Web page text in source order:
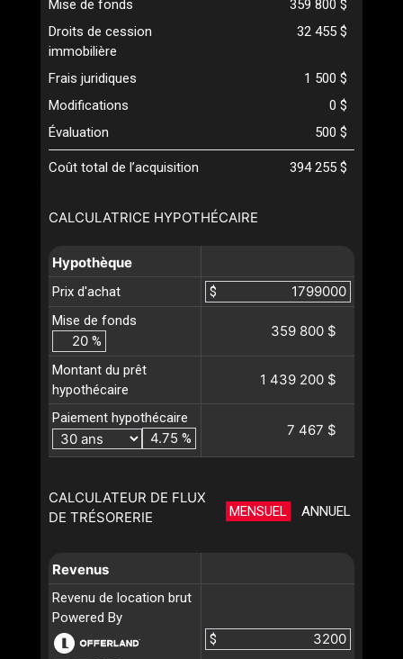
CALCULATRICE HYPOTHÉCAIRE
Hypothèque
Prix d'achat
$
Mise de fonds
%
359 800 $
Montant du prêt
hypothécaire
1 439 200 $
Paiement hypothécaire
%
7 467 $
CALCULATEUR DE FLUX
DE TRÉSORERIE
MENSUEL ANNUEL
Revenus
Revenu de location brut
Powered By
$
Mise de fonds
359 800 $
Droits de cession
immobilière
32 455 $
Frais juridiques
1 500 $
Modifications
0 $
Évaluation
500 $
Coût total de l’acquisition 394 255 $